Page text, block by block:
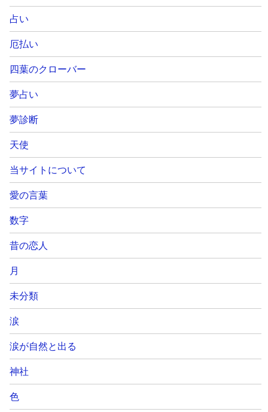
占い
厄払い
四葉のクローバー
夢占い
夢診断
天使
当サイトについて
愛の言葉
数字
昔の恋人
月
未分類
涙
涙が自然と出る
神社
色